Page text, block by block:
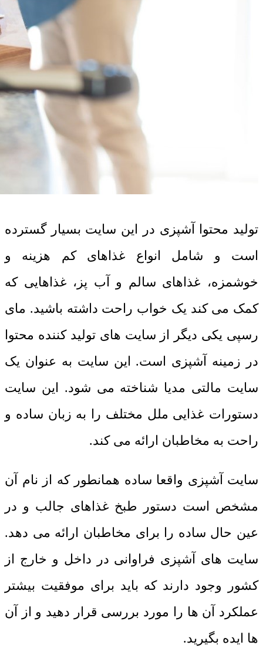
تولید محتوا آشپزی در این سایت بسیار گسترده
است و شامل انواع غذاهای کم هزینه و
خوشمزه، غذاهای سالم و آب پز، غذاهایی که
کمک می کند یک خواب راحت داشته باشید. مای
رسپی یکی دیگر از سایت های تولید کننده محتوا
در زمینه آشپزی است. این سایت به عنوان یک
سایت مالتی مدیا شناخته می شود. این سایت
دستورات غذایی ملل مختلف را به زبان ساده و
راحت به مخاطبان ارائه می کند.
سایت آشپزی واقعا ساده همانطور که از نام آن
مشخص است دستور طبخ غذاهای جالب و در
عین حال ساده را برای مخاطبان ارائه می دهد.
سایت های آشپزی فراوانی در داخل و خارج از
کشور وجود دارند که باید برای موفقیت بیشتر
عملکرد آن ها را مورد بررسی قرار دهید و از آن
ها ایده بگیرید.